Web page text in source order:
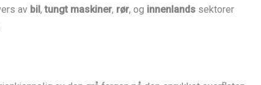
av bil ,tungt maskiner, rør, og innenlandssektorer